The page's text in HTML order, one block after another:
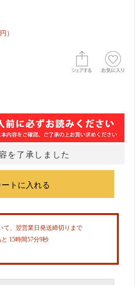
）
を了承しました
て、翌営業日発送締切りまで
と 15時間57分8秒